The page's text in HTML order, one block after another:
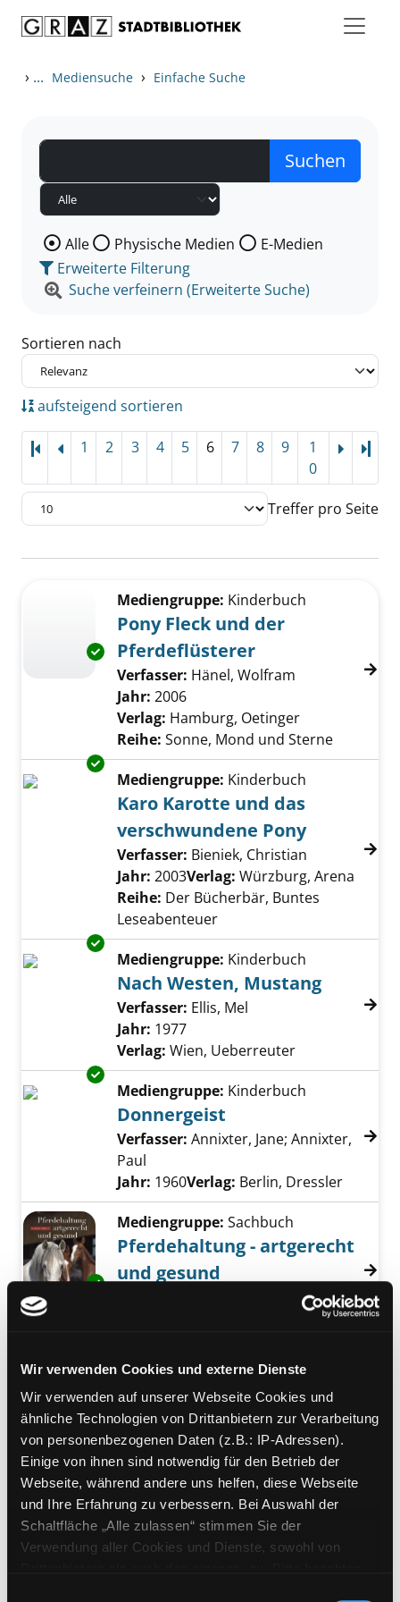
Wir verwenden Cookies und externe Dienste
Wir verwenden auf unserer Webseite Cookies und
ähnliche Technologien von Drittanbietern zur Verarbeitung
von personenbezogenen Daten (z.B.: IP-Adressen).
Einige von ihnen sind notwendig für den Betrieb der
Webseite, während andere uns helfen, diese Webseite
und Ihre Erfahrung zu verbessern. Bei Auswahl der
Schaltfläche „Alle zulassen“ stimmen Sie der
Verwendung aller Cookies und Dienste, sowohl von
› ... Mediensuche › Einfache Suche
Wählen Sie die Medienart nach der Sie suchen wollen.
Alle Physische Medien
E-Medien
Erweiterte Filterung
Suche verfeinern (Erweiterte Suche)
Sortieren nach
aufsteigend sortieren
1 2 3 4 5 6 7 8 9
1
0
Treffer pro Seite
Zu den Suchfiltern springen
Exemplar-Details von Pony Fleck und der
Mediengruppe: Kinderbuch
Pony Fleck und der
Pferdeflüsterer
Verfasser: Hänel, Wolfram Suche nach
Jahr: 2006
Verlag: Hamburg, Oetinger
Reihe: Sonne, Mond und Sterne
Exemplar-Details von Karo Karotte und das
Mediengruppe: Kinderbuch
Karo Karotte und das
verschwundene Pony
Verfasser: Bieniek, Christian Suche nach
Jahr: 2003Verlag: Würzburg, Arena
Reihe: Der Bücherbär, Buntes
Leseabenteuer
Exemplar-Details von Nach Westen,
Mediengruppe: Kinderbuch
Nach Westen, Mustang
Verfasser: Ellis, Mel Suche nach diesem
Jahr: 1977
Verlag: Wien, Ueberreuter
Exemplar-Details von Donnergeist anzeigen
Mediengruppe: Kinderbuch
Donnergeist
Verfasser: Annixter, Jane; Annixter,
Paul
Jahr: 1960Verlag: Berlin, Dressler
Exemplar-Details von Pferdehaltung -
Mediengruppe: Sachbuch
Pferdehaltung - artgerecht
und gesund
Suche nach
Stuttgart, Kosmos
Exemplar-Details von Pferde anzeigen
von frechen Fohlen und wilden
Mustangs
Verfasser:Behling, Silke Suche nach
Jahr: 2013
Verlag:Hamburg, Neuer Tessloff
Reihe: Was ist was; 27
Mediengruppe:Sachbuch